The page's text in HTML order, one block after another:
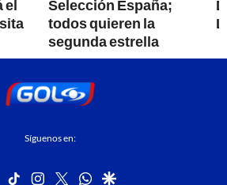
el
Selección España;
todos quieren la
segunda estrella
Síguenos en:
facebook
tiktok instagram
twitterwhatsapp
google